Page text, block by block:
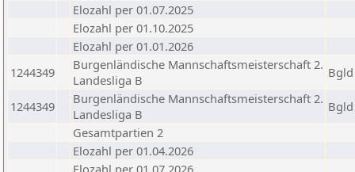
Elozahl per 01.07.2025
Elozahl per 01.10.2025
Elozahl per 01.01.2026
1244349
Burgenländische Mannschaftsmeisterschaft 2.
Landesliga B
Bgld
1244349
Burgenländische Mannschaftsmeisterschaft 2.
Landesliga B
Bgld
Gesamtpartien 2
Elozahl per 01.04.2026
Elozahl per 01.07.2026